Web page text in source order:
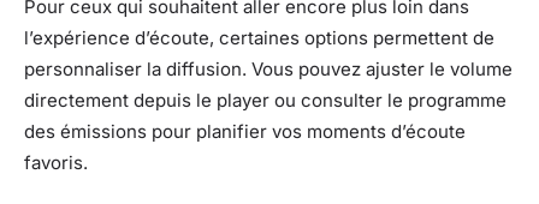
Pour ceux qui souhaitent aller encore plus loin dans
l’expérience d’écoute, certaines options permettent de
personnaliser la diffusion. Vous pouvez ajuster le volume
directement depuis le player ou consulter le programme
des émissions pour planifier vos moments d’écoute
favoris.